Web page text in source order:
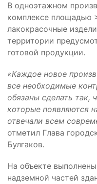
В одноэтажном
комплексе площадью
лакокрасочные
территории
готовой продукции.
«Каждое новое
все необходимые
обязаны сделать так,
которые появляются
отвечали всем
отметил Глава
Булгаков.
На объекте
надземной частей